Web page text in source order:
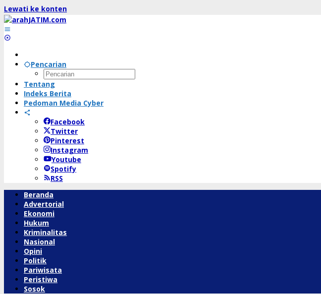
Lewati ke konten
Pencarian
Tentang
Indeks Berita
Pedoman Media Cyber
Facebook
Twitter
Pinterest
Instagram
Youtube
Spotify
RSS
Beranda
Advertorial
Ekonomi
Hukum
Kriminalitas
Nasional
Opini
Politik
Pariwisata
Peristiwa
Sosok